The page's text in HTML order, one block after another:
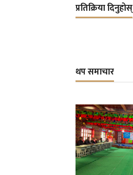
प्रतिक्रिया दिनुहोस्
थप समाचार